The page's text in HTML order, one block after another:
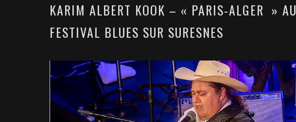
KARIM ALBERT KOOK – « PARIS-ALGER » AU
FESTIVAL BLUES SUR SURESNES